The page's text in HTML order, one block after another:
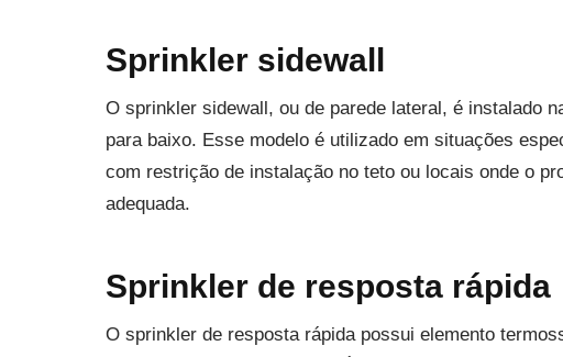
Sprinkler sidewall
O sprinkler sidewall, ou de parede lateral, é instalado
para baixo. Esse modelo é utilizado em situações
com restrição de instalação no teto ou locais onde o
adequada.
Sprinkler de resposta rápida
O sprinkler de resposta rápida possui elemento